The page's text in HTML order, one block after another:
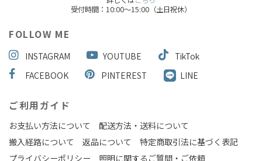
受付時間：10:00～15:00（土日祝休）
FOLLOW ME
INSTAGRAM YOUTUBE
TikTok
FACEBOOK
PINTEREST LINE
ご利用ガイド
お支払い方法について
配送方法・送料について
搬入経路について
返品について
特定商取引法に基づく表記
プライバシーポリシー
照明に関するご質問・ご依頼